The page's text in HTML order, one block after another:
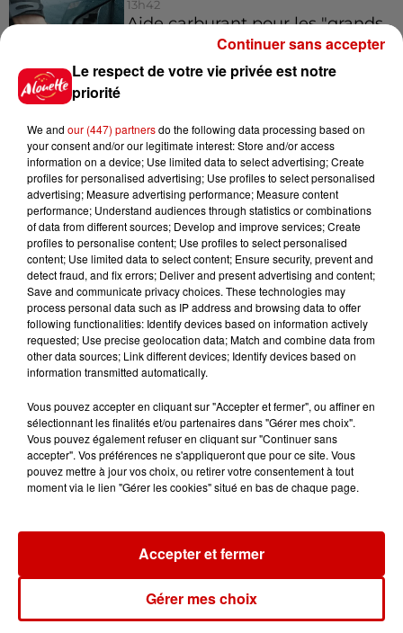
13h42
Aide carburant pour les "grands
rouleurs" : le délai pour la...
10h54
Royan : elle tente d’écraser son
ex-conjoint et dit regretter...
9h45
Cambriolages : plus de 18 000
logements visités en juillet 2026,
en...
7 août 2026
Pape Léon XIV en France : quel
est son programme ?
festival Marché Gourmand 2026
à Coulon !
Le respect de votre vie privée est notre
priorité
We and our (447) partnersdo the following data processing based on
your consent and/or our legitimate interest: Store and/or access
information on a device; Use limited data to select advertising; Create
profiles for personalised advertising; Use profiles to select personalised
advertising; Measure advertising performance; Measure content
performance; Understand audiences through statistics or combinations
of data from different sources; Develop and improve services; Create
profiles to personalise content; Use profiles to select personalised
content; Use limited data to select content; Ensure security, prevent and
detect fraud, and fix errors; Deliver and present advertising and content;
Save and communicate privacy choices. These technologies may
process personal data such as IP address and browsing data to offer
following functionalities: Identify devices based on information actively
requested; Use precise geolocation data; Match and combine data from
other data sources; Link different devices; Identify devices based on
information transmitted automatically.
Vous pouvez accepter en cliquant sur "Accepter et fermer", ou affiner en
sélectionnant les finalités et/ou partenaires dans "Gérer mes choix".
Vous pouvez également refuser en cliquant sur "Continuer sans
accepter". Vos préférences ne s'appliqueront que pour ce site. Vous
pouvez mettre à jour vos choix, ou retirer votre consentement à tout
moment via le lien "Gérer les cookies" situé en bas de chaque page.
Gérer mes choix
Accepter et fermer
Continuer sans accepter